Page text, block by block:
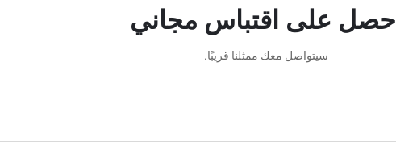
احصل على اقتباس مجاني
سيتواصل معك ممثلنا قريبًا.